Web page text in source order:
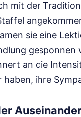
mit der
sie eine
an die
ihre